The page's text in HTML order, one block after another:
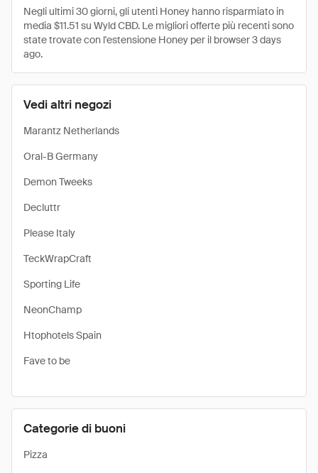
Vedi altri negozi
Marantz Netherlands
Oral-B Germany
Demon Tweeks
Decluttr
Please Italy
TeckWrapCraft
Sporting Life
NeonChamp
Htophotels Spain
Fave to be
Categorie di buoni
Pizza
Negli ultimi 30 giorni, gli utenti Honey hanno risparmiato in
media $11.51 su Wyld CBD. Le migliori offerte più recenti sono
state trovate con l'estensione Honey per il browser 3 days
ago.